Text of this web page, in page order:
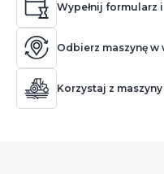
Wypełnij formularz
Odbierz maszynę
Korzystaj z